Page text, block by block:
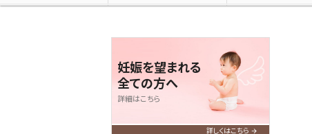
妊娠を望まれる
全ての方へ
詳細はこちら
詳しくはこちら